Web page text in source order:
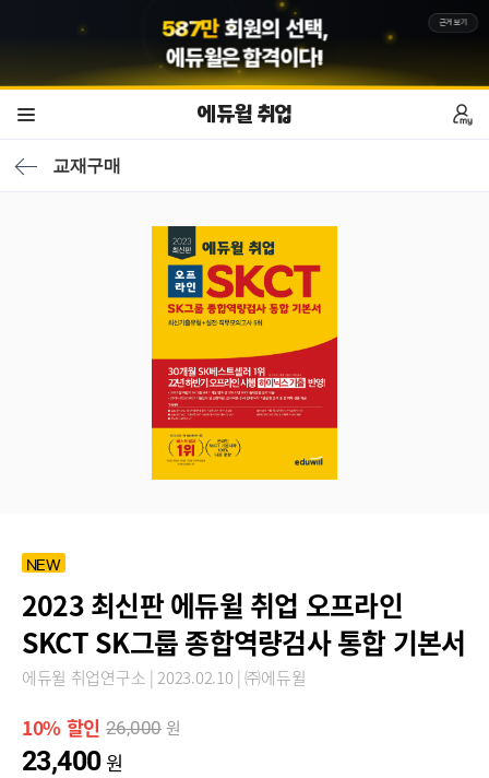
587만 회원의 선택,
에듀윌은 합격이다!
근거보기
에듀윌 취업
교재구매
NEW
2023 최신판 에듀윌 취업 오프라인
SKCT SK그룹 종합역량검사 통합 기본서
에듀윌 취업연구소 | 2023.02.10 | ㈜에듀윌
10% 할인 26,000 원
23,400원